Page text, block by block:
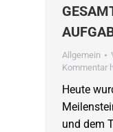
Allgemein
Kommentar
Heute
und dem